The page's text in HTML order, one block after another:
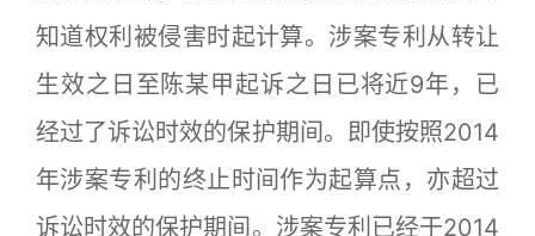
知道权利被侵害时起计算。涉案专利从转让
生效之日至陈某甲起诉之日已将近9年，已
经过了诉讼时效的保护期间。即使按照2014
年涉案专利的终止时间作为起算点，亦超过
诉讼时效的保护期间。涉案专利已经于2014